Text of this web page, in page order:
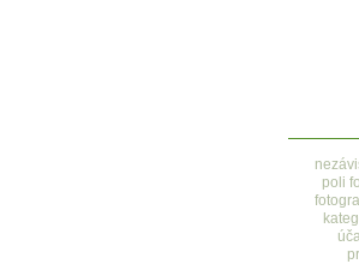
poli